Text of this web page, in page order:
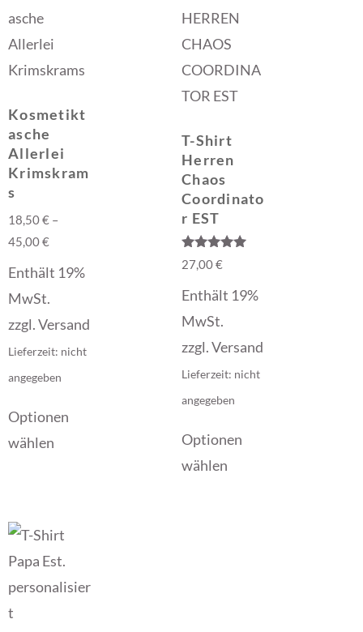
Kosmetikt
asche
Allerlei
Krimskram
s
18,50€ –
45,00€
Enthält 19%
MwSt.
zzgl.Versand
Lieferzeit: nicht
angegeben
Optionen
wählen
T-Shirt
Herren
Chaos
Coordinato
r EST
Bewertet mit
5.00
27,00€
Enthält 19%
MwSt.
zzgl.Versand
Lieferzeit: nicht
angegeben
Optionen
wählen